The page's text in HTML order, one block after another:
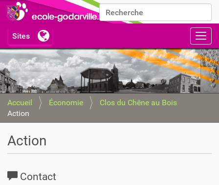
Chercher par
Recherche avancée…
Accueil Économie
Clos du Chêne au Bois
Action
Action
Contact